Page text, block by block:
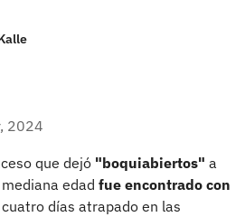
2024
que dejó "boquiabiertos" a
edad fue encontrado con
días atrapado en las